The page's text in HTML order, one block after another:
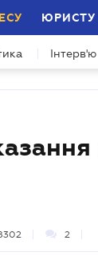
ЮРИСТУ
Інтерв'ю
2